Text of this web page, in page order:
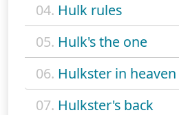
04. Hulk rules
05. Hulk's the one
06. Hulkster in heaven
07. Hulkster's back